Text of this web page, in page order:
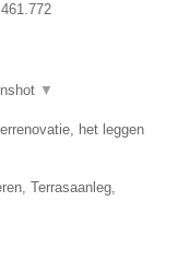
▼
het leggen
Terrasaanleg,